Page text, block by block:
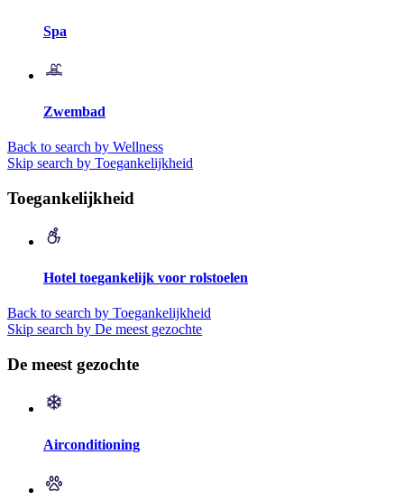
Spa
Zwembad
Back to search by Wellness
Skip search by Toegankelijkheid
Toegankelijkheid
Hotel toegankelijk voor rolstoelen
Back to search by Toegankelijkheid
Skip search by De meest gezochte
De meest gezochte
Airconditioning